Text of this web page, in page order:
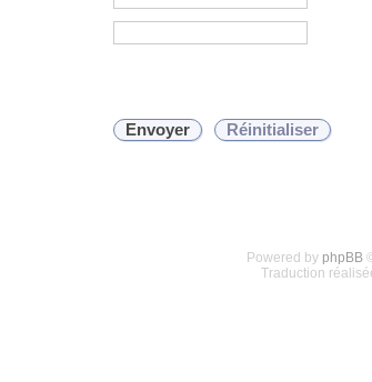
Powered by phpBB
Traduction